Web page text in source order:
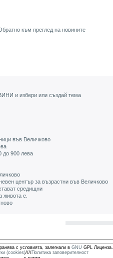
към преглед на новините
и избери или създай тема
във Величково
до 900 лева
център за възрастни във Величково
средищни
живота е.
с условията, залегнали в GNU GPL Лиценза.
(cookies)////Политика заповерителност